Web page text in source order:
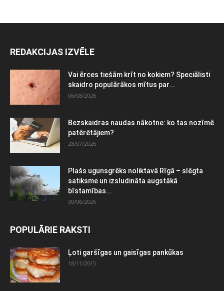
REDAKCIJAS IZVĒLE
Vai ērces tiešām krīt no kokiem? Speciālisti
skaidro populārākos mītus par...
06/08/2026
Bezskaidras naudas nākotne: ko tas nozīmē
patērētājiem?
28/07/2026
Plašs ugunsgrēks noliktavā Rīgā – slēgta
satiksme un izsludināta augstākā
bīstamības...
30/06/2026
POPULĀRIE RAKSTI
Ļoti garšīgas un gaisīgas pankūkas
18/11/2015